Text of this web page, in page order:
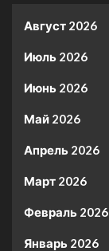
Август 2026
Июль 2026
Июнь 2026
Май 2026
Апрель 2026
Март 2026
Февраль 2026
Январь 2026